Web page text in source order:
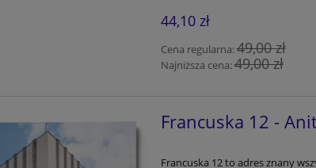
44,10 zł
Cena regularna:49,00 zł
Najniższa cena:49,00 zł
Francuska 12 -
Francuska 12 to adres znany